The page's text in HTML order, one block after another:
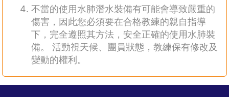
不當的使用水肺潛水裝備有可能會導致嚴重的
傷害，因此您必須要在合格教練的親自指導
下，完全遵照其方法，安全正確的使用水肺裝
備。 活動視天候、團員狀態，教練保有修改及
變動的權利。